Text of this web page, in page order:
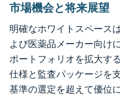
市場機会と将来展望
明確なホワイトスペース
よび医薬品メーカー向け
ポートフォリオを拡大す
仕様と監査パッケージを
基準の選定を超えて優位